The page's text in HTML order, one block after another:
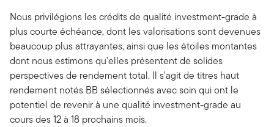
Nous privilégions les crédits de qualité investment-grade à
plus courte échéance, dont les valorisations sont devenues
beaucoup plus attrayantes, ainsi que les étoiles montantes
dont nous estimons qu'elles présentent de solides
perspectives de rendement total. Il s'agit de titres haut
rendement notés BB sélectionnés avec soin qui ont le
potentiel de revenir à une qualité investment-grade au
cours des 12 à 18 prochains mois.